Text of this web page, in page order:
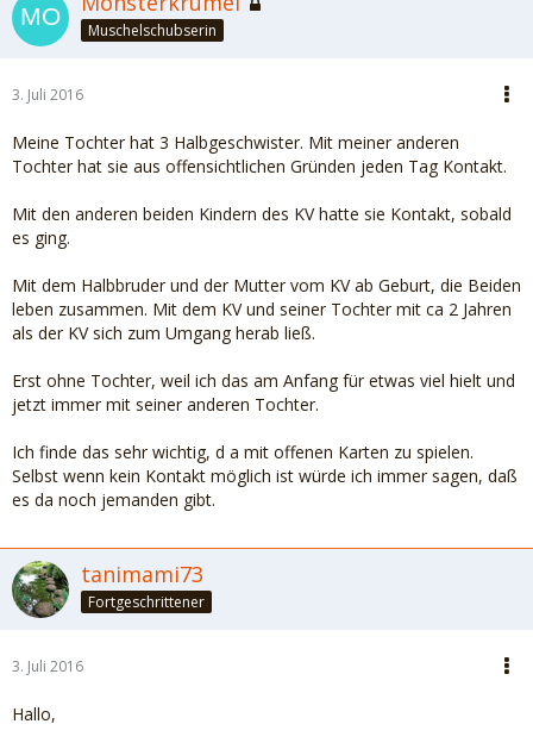
Muschelschubserin
3. Juli 2016
Meine Tochter hat 3 Halbgeschwister. Mit meiner anderen
Tochter hat sie aus offensichtlichen Gründen jeden Tag Kontakt.
Mit den anderen beiden Kindern des KV hatte sie Kontakt, sobald
es ging.
Mit dem Halbbruder und der Mutter vom KV ab Geburt, die Beiden
leben zusammen. Mit dem KV und seiner Tochter mit ca 2 Jahren
als der KV sich zum Umgang herab ließ.
Erst ohne Tochter, weil ich das am Anfang für etwas viel hielt und
jetzt immer mit seiner anderen Tochter.
Ich finde das sehr wichtig, d a mit offenen Karten zu spielen.
Selbst wenn kein Kontakt möglich ist würde ich immer sagen, daß
es da noch jemanden gibt.
tanimami73
Fortgeschrittener
3. Juli 2016
Hallo,